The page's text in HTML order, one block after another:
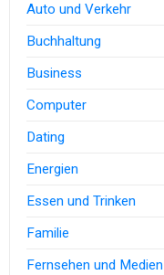
Auto und Verkehr
Buchhaltung
Business
Computer
Dating
Energien
Essen und Trinken
Familie
Fernsehen und Medien